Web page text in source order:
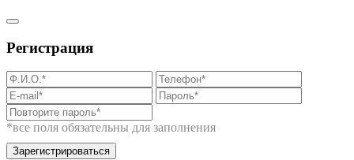
Регистрация
*все поля обязательны для заполнения
Зарегистрироваться